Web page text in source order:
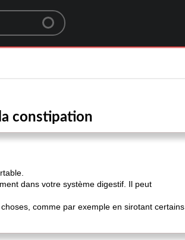
constipation
dans votre système digestif. Il peut
comme par exemple en sirotant certains